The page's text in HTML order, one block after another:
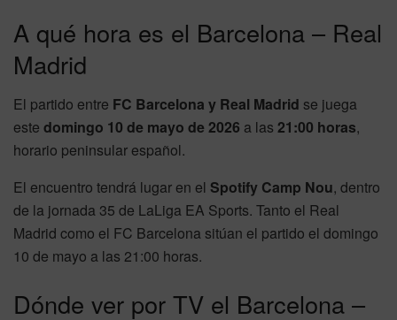
A qué hora es el Barcelona – Real
Madrid
El partido entre FC Barcelona y Real Madrid se juega
este domingo 10 de mayo de 2026 a las 21:00 horas,
horario peninsular español.
El encuentro tendrá lugar en el Spotify Camp Nou, dentro
de la jornada 35 de LaLiga EA Sports. Tanto el Real
Madrid como el FC Barcelona sitúan el partido el domingo
10 de mayo a las 21:00 horas.
Dónde ver por TV el Barcelona –